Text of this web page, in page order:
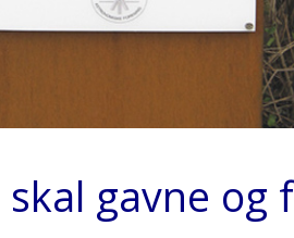
skal gavne og